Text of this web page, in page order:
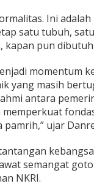
Ini
satu tubuh,
kapan pun
momentum
yang masih
antara
ujar
semangat
NKRI.